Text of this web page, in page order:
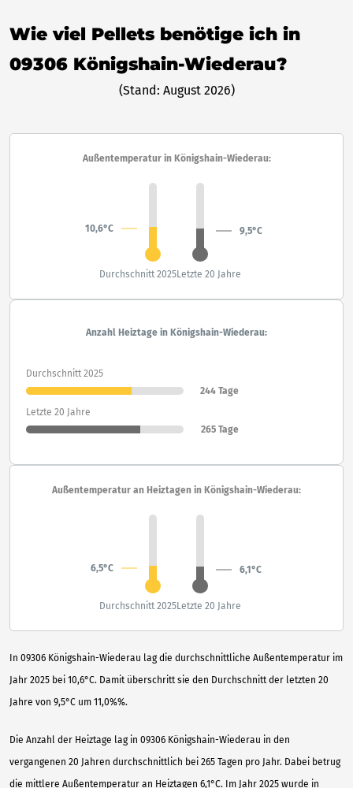
Wie viel Pellets benötige ich in
09306 Königshain-Wiederau?
(Stand: August 2026)
In 09306 Königshain-Wiederau lag die durchschnittliche Außentemperatur im
Jahr 2025 bei 10,6°C. Damit überschritt sie den Durchschnitt der letzten 20
Jahre von 9,5°C um 11,0%%.
Die Anzahl der Heiztage lag in 09306 Königshain-Wiederau in den
vergangenen 20 Jahren durchschnittlich bei 265 Tagen pro Jahr. Dabei betrug
die mittlere Außentemperatur an Heiztagen 6,1°C. Im Jahr 2025 wurde in
Außentemperatur in Königshain-Wiederau:
10,6°C 9,5°C
Durchschnitt 2025Letzte 20 Jahre
Anzahl Heiztage in Königshain-Wiederau:
Durchschnitt 2025
244 Tage
Letzte 20 Jahre
265 Tage
Außentemperatur an Heiztagen in Königshain-Wiederau:
6,5°C 6,1°C
Durchschnitt 2025Letzte 20 Jahre